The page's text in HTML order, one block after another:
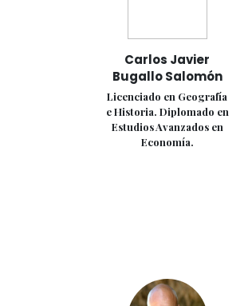
Carlos Javier
Bugallo Salomón
Licenciado en Geografía
e Historia. Diplomado en
Estudios Avanzados en
Economía.